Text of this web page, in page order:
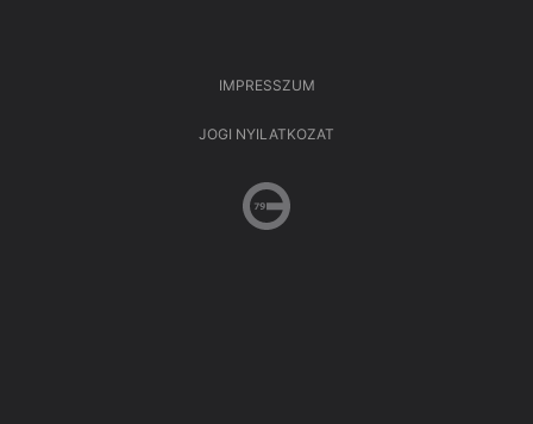
IMPRESSZUM
JOGI NYILATKOZAT